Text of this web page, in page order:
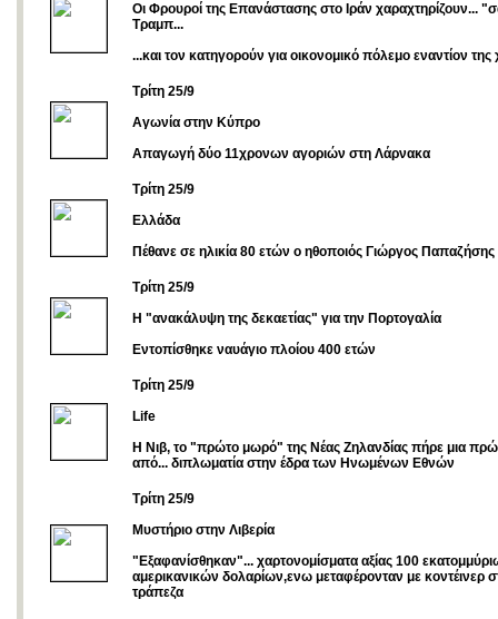
Οι Φρουροί της Επανάστασης στο Ιράν χαραχτηρίζουν...
Τραμπ...
...και τον κατηγορούν για οικονομικό πόλεμο εναντίον
Τρίτη 25/9
Αγωνία στην Κύπρο
Απαγωγή δύο 11χρονων αγοριών στη Λάρνακα
Τρίτη 25/9
Ελλάδα
Πέθανε σε ηλικία 80 ετών ο ηθοποιός Γιώργος Παπαζήσης
Tρίτη 25/9
Η "ανακάλυψη της δεκαετίας" για την Πορτογαλία
Εντοπίσθηκε ναυάγιο πλοίου 400 ετών
Τρίτη 25/9
Life
Η Νιβ, το "πρώτο μωρό" της Νέας Ζηλανδίας πήρε μια
από... διπλωματία στην έδρα των Ηνωμένων Εθνών
Τρίτη 25/9
Μυστήριο στην Λιβερία
"Εξαφανίσθηκαν"... χαρτονομίσματα αξίας 100
αμερικανικών δολαρίων,ενω μεταφέρονταν με κοντέινερ
τράπεζα